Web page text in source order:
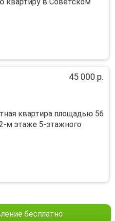
45 000 р.
квартира площадью 56
м этаже 5-этажного
бесплатно